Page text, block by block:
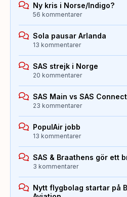
Ny kris i Norse/Indigo?
56 kommentarer
Sola pausar Arlanda
13 kommentarer
SAS strejk i Norge
20 kommentarer
SAS Main vs SAS Connect
23 kommentarer
PopulAir jobb
13 kommentarer
SAS & Braathens gör ett
3 kommentarer
Nytt flygbolag startar på